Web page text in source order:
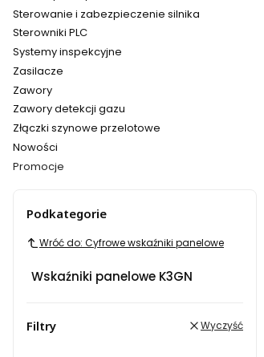
Sterowanie i zabezpieczenie silnika
Sterowniki PLC
Systemy inspekcyjne
Zasilacze
Zawory
Zawory detekcji gazu
Złączki szynowe przelotowe
Nowości
Promocje
Podkategorie
Wróć do: Cyfrowe wskaźniki panelowe
Wskaźniki panelowe K3GN
Filtry Wyczyść